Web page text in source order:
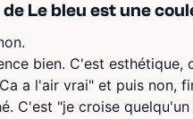
Le bleu est une
bien. C'est
a l'air vrai" et puis non,
C'est "je croise